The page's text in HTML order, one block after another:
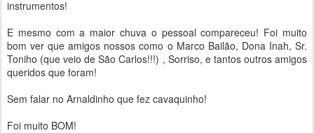
instrumentos!
E mesmo com a maior chuva o pessoal compareceu! Foi muito
bom ver que amigos nossos como o Marco Bailão, Dona Inah, Sr.
Toniho (que veio de São Carlos!!!) , Sorriso, e tantos outros amigos
queridos que foram!
Sem falar no Arnaldinho que fez cavaquinho!
Foi muito BOM!